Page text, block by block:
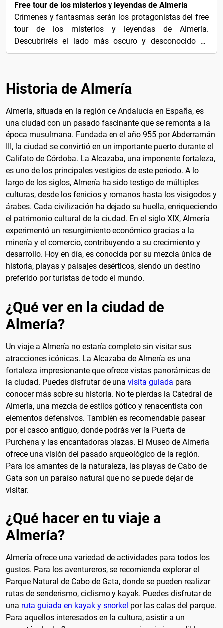
Free tour de los misterios y leyendas de Almería
Crímenes y fantasmas serán los protagonistas del free
tour de los misterios y leyendas de Almería.
Descubriréis el lado más oscuro y desconocido de
esta...
Historia de Almería
Almería, situada en la región de Andalucía en España, es
una ciudad con un pasado fascinante que se remonta a la
época musulmana. Fundada en el año 955 por Abderramán
III, la ciudad se convirtió en un importante puerto durante el
Califato de Córdoba. La Alcazaba, una imponente fortaleza,
es uno de los principales vestigios de este periodo. A lo
largo de los siglos, Almería ha sido testigo de múltiples
culturas, desde los fenicios y romanos hasta los visigodos y
árabes. Cada civilización ha dejado su huella, enriqueciendo
el patrimonio cultural de la ciudad. En el siglo XIX, Almería
experimentó un resurgimiento económico gracias a la
minería y el comercio, contribuyendo a su crecimiento y
desarrollo. Hoy en día, es conocida por su mezcla única de
historia, playas y paisajes desérticos, siendo un destino
preferido por turistas de todo el mundo.
¿Qué ver en la ciudad de
Almería?
Un viaje a Almería no estaría completo sin visitar sus
atracciones icónicas. La Alcazaba de Almería es una
fortaleza impresionante que ofrece vistas panorámicas de
la ciudad. Puedes disfrutar de una visita guiada para
conocer más sobre su historia. No te pierdas la Catedral de
Almería, una mezcla de estilos gótico y renacentista con
elementos defensivos. También es recomendable pasear
por el casco antiguo, donde podrás ver la Puerta de
Purchena y las encantadoras plazas. El Museo de Almería
ofrece una visión del pasado arqueológico de la región.
Para los amantes de la naturaleza, las playas de Cabo de
Gata son un paraíso natural que no se puede dejar de
visitar.
¿Qué hacer en tu viaje a
Almería?
Almería ofrece una variedad de actividades para todos los
gustos. Para los aventureros, se recomienda explorar el
Parque Natural de Cabo de Gata, donde se pueden realizar
rutas de senderismo, ciclismo y kayak. Puedes disfrutar de
una ruta guiada en kayak y snorkel por las calas del parque.
Para aquellos interesados en la cultura, asistir a un